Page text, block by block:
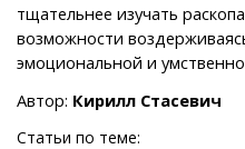
тщательнее изучать
возможности
эмоциональной и
Автор: Кирилл Стасевич
Статьи по теме: